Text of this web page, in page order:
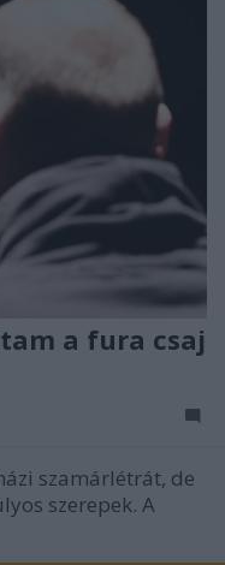
a fura csaj
szamárlétrát, de
szerepek. A